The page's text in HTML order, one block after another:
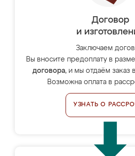
Договор
и
Заключаем
Вы вносите предоплату в
договора, и мы отдаём заказ
Возможна оплата в
УЗНАТЬ О